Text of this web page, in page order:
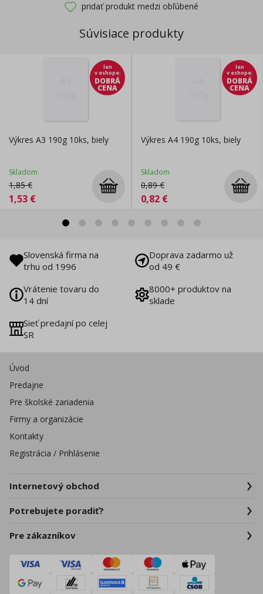
pridať produkt medzi obľúbené
Súvisiace produkty
len
v eshope:
DOBRÁ
CENA
Výkres A3 190g 10ks, biely
Skladom
1,85€
1,53 €
len
v eshope:
DOBRÁ
CENA
Výkres A4 190g 10ks, biely
Skladom
0,89€
0,82 €
Slovenská firma na
trhu od 1996
Doprava zadarmo už
od 49 €
Vrátenie tovaru do
14 dní
8000+ produktov na
sklade
Sieť predajní po celej
SR
Úvod
Predajne
Pre školské zariadenia
Firmy a organizácie
Kontakty
Registrácia / Prihlásenie
Internetový obchod
Potrebujete poradiť?
Pre zákazníkov